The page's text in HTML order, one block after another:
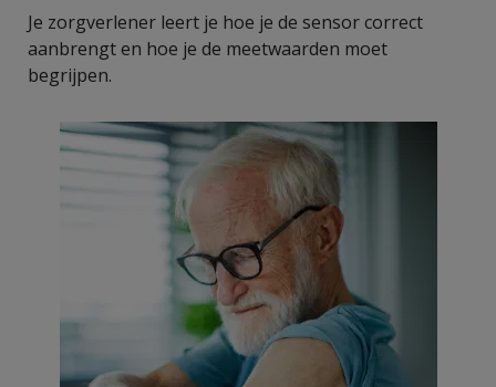
Je zorgverlener leert je hoe je de sensor correct
aanbrengt en hoe je de meetwaarden moet
begrijpen.